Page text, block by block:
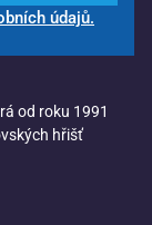
údajů.
od roku 1991
hřišť